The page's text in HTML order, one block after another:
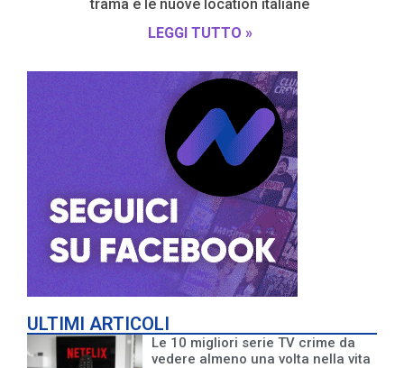
trama e le nuove location italiane
LEGGI TUTTO »
ULTIMI ARTICOLI
Le 10 migliori serie TV crime da
vedere almeno una volta nella vita